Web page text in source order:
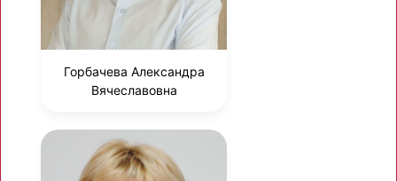
Горбачева Александра
Вячеславовна